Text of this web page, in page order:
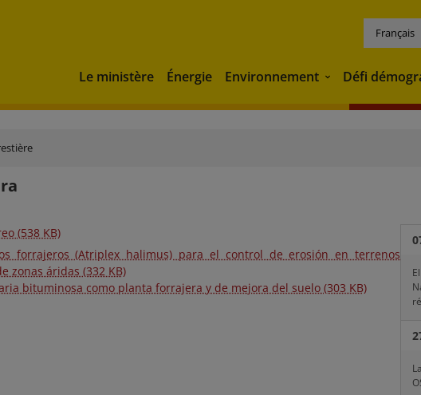
Français
Le ministère Énergie Environnement Environnement
Défi
(538 KB)
forrajeros (Atriplex halimus) para el control de erosión en terrenos
zonas áridas (332 KB)
bituminosa como planta forrajera y de mejora del suelo (303 KB)